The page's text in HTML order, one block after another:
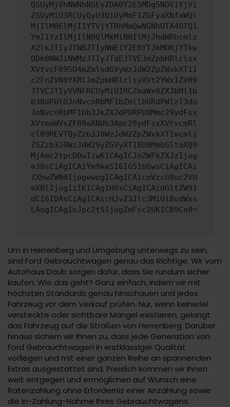
QSUyMjVhNWNhNGEyZDA0Y2E5MDg5NDViYjVi
ZSUyMiU3RCUyQyU3QiUyMmF1ZGFyaXNfaWQl
MjIlM0ElMjI1YTVjYTRhMmQwNGNhOTA4OTQ1
YmI1YzIlMjIlN0QlMkMlN0IlMjJhdWRhcmlz
X2lkJTIyJTNBJTIyNWE1Y2E0YTJkMDRjYTkw
ODk0NWJiNWMzJTIyJTdEJTVEJmZpbHRlclsx
XVtvcF09SU4mZmlsdGVyWzJdW2ZpZWxkXT11
c2FnZVN0YXRlJmZpbHRlclsyXVt2YWx1ZV09
JTVCJTIyVVNFRCUyMiU1RCZmaWx0ZXJbMl1b
b3BdPUlOJnNvcnRbMF1bZmllbGRdPWlzT3du
JnNvcnRbMF1bb3JkZXJdPURFU0Mmc29ydFsx
XVtmaWVsZF09aXNUb3Amc29ydFsxXVtvcmRl
cl09REVTQyZzb3J0WzJdW2ZpZWxkXT1wcmlj
ZSZzb3J0WzJdW29yZGVyXT1BU0MmbGltaXQ9
MjAmc2tpcD0wIiwKICAgICJoZWFkZXJzIjog
e30sCiAgICAiYm9keSI6IG51bGwsCiAgICAi
ZXhwZWN0IjogewogICAgICAicmVzcG9uc2VU
eXBlIjogIiIKICAgIH0sCiAgICAidGltZW91
dCI6IDAsCiAgICAicHJvZ3Jlc3MiOiBudWxs
LAogICAgInJpc2t5IjogZmFsc2UKICB9Cn0=
Um in Herrenberg und Umgebung unterwegs zu sein,
sind Ford Gebrauchtwagen genau das Richtige. Wir vom
Autohaus Daub sorgen dafür, dass Sie rundum sicher
kaufen. Wie das geht? Ganz einfach, indem wir mit
höchsten Standards genau hinschauen und jedes
Fahrzeug vor dem Verkauf prüfen. Nur, wenn keinerlei
versteckte oder sichtbare Mängel existieren, gelangt
das Fahrzeug auf die Straßen von Herrenberg. Darüber
hinaus sichern wir Ihnen zu, dass jede Generation von
Ford Gebrauchtwagen in erstklassiger Qualität
vorliegen und mit einer ganzen Reihe an spannenden
Extras ausgestattet sind. Preislich kommen wir Ihnen
weit entgegen und ermöglichen auf Wunsch eine
Ratenzahlung ohne Erfordernis einer Anzahlung sowie
die In-Zahlung-Nahme Ihres Gebrauchtwagens.